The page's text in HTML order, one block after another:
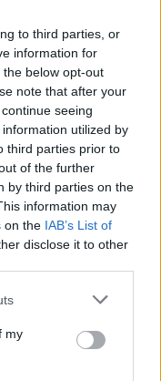
to third parties, or
information for
below opt-out
note that after your
seeing
utilized by
third parties prior to
of the further
by third parties on the
information may
on the IAB’s List of
disclose it to other
or more Google
You may click to
third-party tags to
in below Google
my
Józsefnek
-
bűntett
nyomozás
sem a
kerültek még
az ügyben
hogy a
Kukla